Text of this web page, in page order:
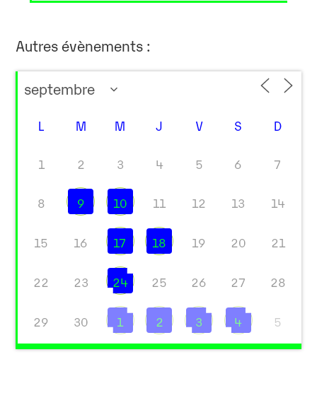
Autres évènements :
L M M J V S D
1 2 3 4 5 6 7
8 9 10 11 12 13 14
15 16 17 18 19 20 21
22 23 24 25 26 27 28
29 30 1 2 3 4 5